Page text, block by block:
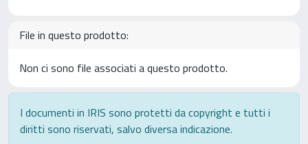
File in questo prodotto:
Non ci sono file associati a questo prodotto.
I documenti in IRIS sono protetti da copyright e tutti i
diritti sono riservati, salvo diversa indicazione.